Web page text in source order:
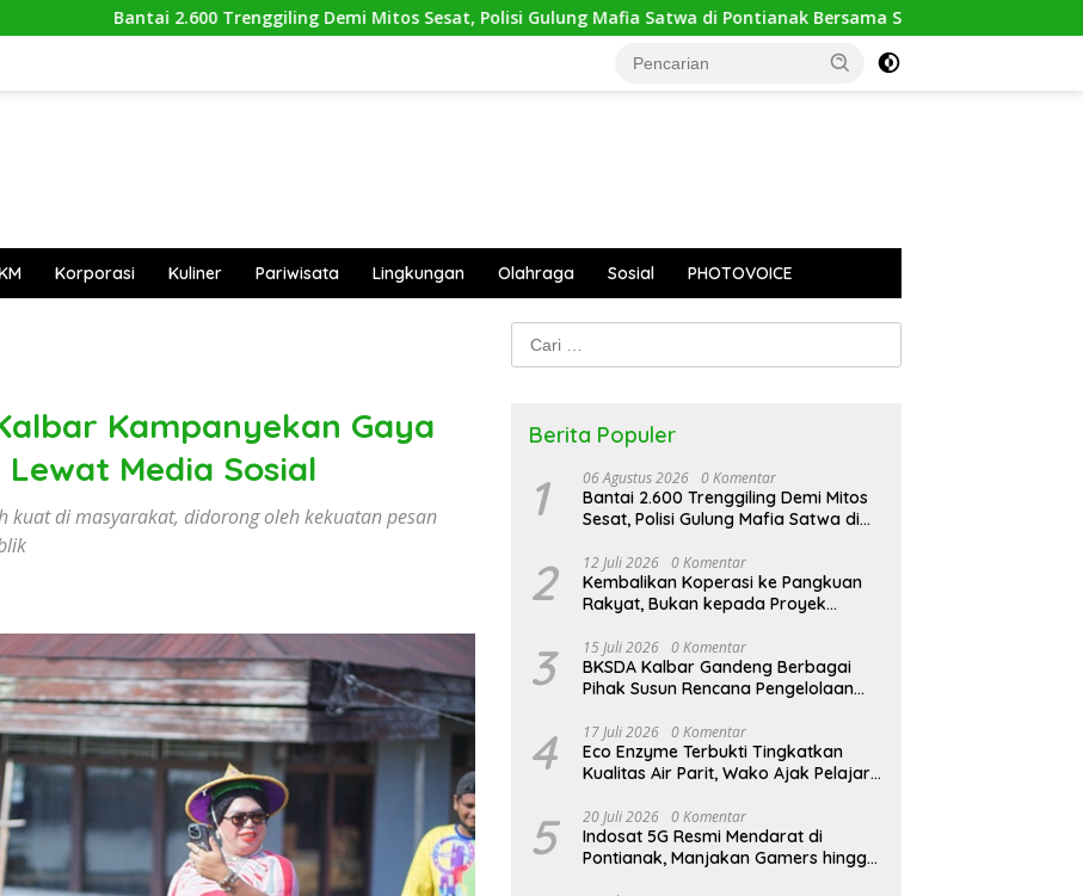
2.600 Trenggiling Demi Mitos Sesat, Polisi Gulung Mafia Satwa di Pontianak Bersama Setengah Ton Sisik Haram
Korporasi Kuliner Pariwisata Lingkungan Olahraga Sosial PHOTOVOICE
Kampanyekan Gaya
Media Sosial
kuat di masyarakat, didorong oleh kekuatan pesan
Cari
untuk:
Berita Populer
1 06 Agustus 2026 0 Komentar
Bantai 2.600 Trenggiling Demi Mitos
Sesat, Polisi Gulung Mafia Satwa di
Sisik Haram
2 12 Juli 2026 0 Komentar
Kembalikan Koperasi ke Pangkuan
Rakyat, Bukan kepada Proyek
3 15 Juli 2026 0 Komentar
BKSDA Kalbar Gandeng Berbagai
Pihak Susun Rencana Pengelolaan
Karimata 2027-2036
4 17 Juli 2026 0 Komentar
Eco Enzyme Terbukti Tingkatkan
Kualitas Air Parit, Wako Ajak Pelajar
5 20 Juli 2026 0 Komentar
Indosat 5G Resmi Mendarat di
Pontianak, Manjakan Gamers hingga